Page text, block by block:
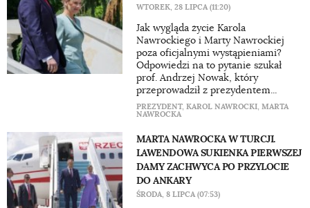
WTOREK, 28 LIPCA (11:20)
Jak wygląda życie Karola
Nawrockiego i Marty Nawrockiej
poza oficjalnymi wystąpieniami?
Odpowiedzi na to pytanie szukał
prof. Andrzej Nowak, który
przeprowadził z prezydentem...
PREZYDENT, KAROL NAWROCKI, MARTA
NAWROCKA
MARTA NAWROCKA W TURCJI.
LAWENDOWA SUKIENKA PIERWSZEJ
DAMY ZACHWYCA PO PRZYLOCIE
DO ANKARY
ŚRODA, 8 LIPCA (07:53)